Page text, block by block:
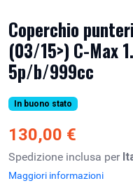
Coperchio
(03/15>) C-Max
5p/b/999cc
In buono stato
130,00 €
Spedizione inclusa per
Maggiori informazioni